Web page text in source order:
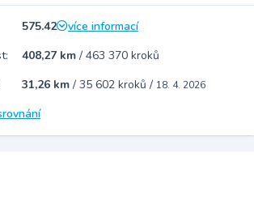
575.42
více informací
408,27 km / 463 370 kroků
31,26 km / 35 602 kroků / 18. 4. 2026